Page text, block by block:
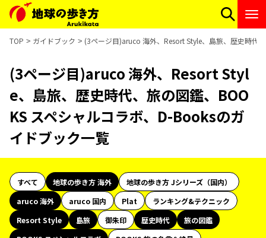
TOP ガイドブック (3ページ目)aruco 海外、Resort Style、島旅、歴史時代
(3ページ目)aruco 海外、Resort Styl
e、島旅、歴史時代、旅の図鑑、BOO
KS スペシャルコラボ、D-Booksのガ
イドブック一覧
すべて 地球の歩き方 海外
地球の歩き方 Jシリーズ（国内）
aruco 海外
aruco 国内 Plat
ランキング&テクニック
Resort Style
島旅 御朱印 歴史時代
旅の図鑑